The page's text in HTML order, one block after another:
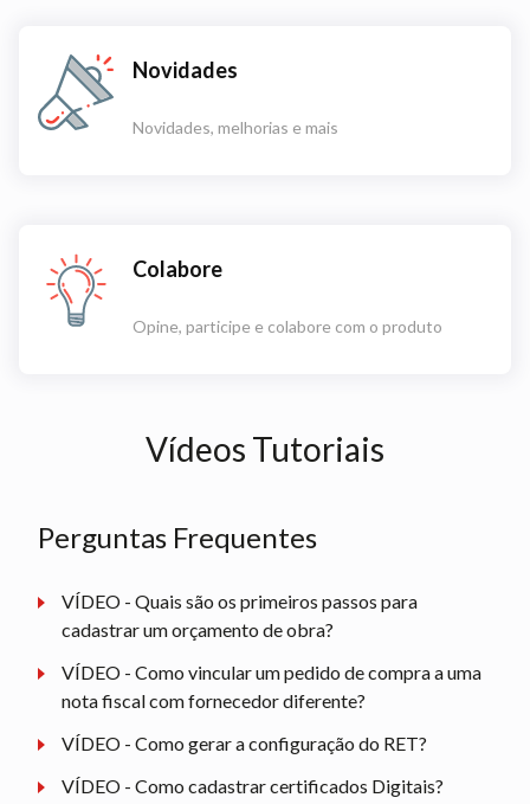
Novidades
Novidades, melhorias e mais
Colabore
Opine, participe e colabore com o produto
Vídeos Tutoriais
Perguntas Frequentes
VÍDEO - Quais são os primeiros passos para
cadastrar um orçamento de obra?
VÍDEO - Como vincular um pedido de compra a uma
nota fiscal com fornecedor diferente?
VÍDEO - Como gerar a configuração do RET?
VÍDEO - Como cadastrar certificados Digitais?